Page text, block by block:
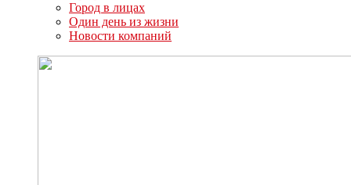
Город в лицах
Один день из жизни
Новости компаний